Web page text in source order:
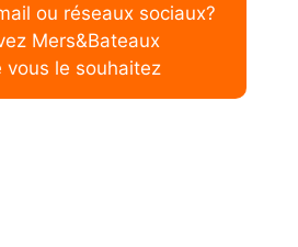
ou réseaux sociaux?
Mers&Bateaux
vous le souhaitez